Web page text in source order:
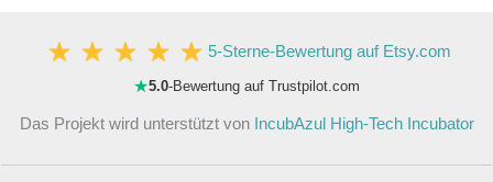
5-Sterne-Bewertung auf Etsy.com
★5.0-Bewertung auf Trustpilot.com
Das Projekt wird unterstützt von IncubAzul High-Tech Incubator